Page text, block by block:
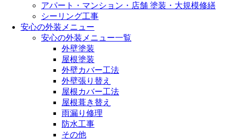
アパート・マンション・店舗 塗装・大規模修繕
シーリング工事
安心の外装メニュー
安心の外装メニュー一覧
外壁塗装
屋根塗装
外壁カバー工法
外壁張り替え
屋根カバー工法
屋根葺き替え
雨漏り修理
防水工事
その他